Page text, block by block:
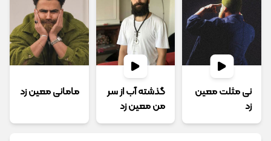
نی مثلت معین
زد
گذشته آب از سر
من معین زد
مامانی معین زد